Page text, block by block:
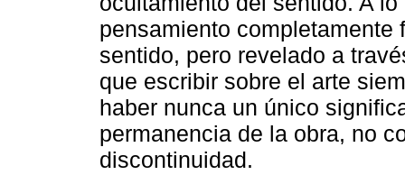
pensamiento
sentido, pero revelado a
que escribir sobre el arte
haber nunca un único
permanencia de la obra, no
discontinuidad.